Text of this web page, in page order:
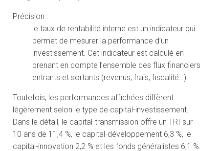
Précision :
le taux de rentabilité interne est un indicateur qui
permet de mesurer la performance d’un
investissement. Cet indicateur est calculé en
prenant en compte l’ensemble des flux financiers
entrants et sortants (revenus, frais, fiscalité…).
Toutefois, les performances affichées diffèrent
légèrement selon le type de capital-investissement.
Dans le détail, le capital-transmission offre un TRI sur
10 ans de 11,4 %, le capital-développement 6,3 %, le
capital-innovation 2,2 % et les fonds généralistes 6,1 %.